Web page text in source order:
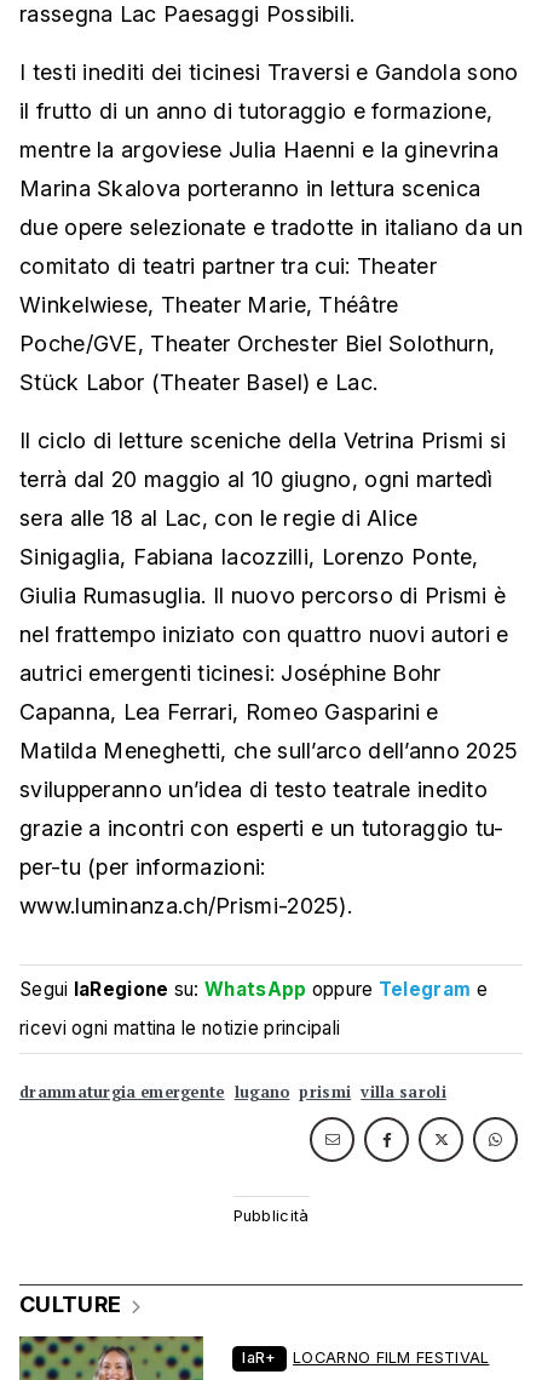
rassegna Lac Paesaggi Possibili.
I testi inediti dei ticinesi Traversi e Gandola sono
il frutto di un anno di tutoraggio e formazione,
mentre la argoviese Julia Haenni e la ginevrina
Marina Skalova porteranno in lettura scenica
due opere selezionate e tradotte in italiano da un
comitato di teatri partner tra cui: Theater
Winkelwiese, Theater Marie, Théâtre
Poche/GVE, Theater Orchester Biel Solothurn,
Stück Labor (Theater Basel) e Lac.
Il ciclo di letture sceniche della Vetrina Prismi si
terrà dal 20 maggio al 10 giugno, ogni martedì
sera alle 18 al Lac, con le regie di Alice
Sinigaglia, Fabiana Iacozzilli, Lorenzo Ponte,
Giulia Rumasuglia. Il nuovo percorso di Prismi è
nel frattempo iniziato con quattro nuovi autori e
autrici emergenti ticinesi: Joséphine Bohr
Capanna, Lea Ferrari, Romeo Gasparini e
Matilda Meneghetti, che sull’arco dell’anno 2025
svilupperanno un’idea di testo teatrale inedito
grazie a incontri con esperti e un tutoraggio tu-
per-tu (per informazioni:
www.luminanza.ch/Prismi-2025).
Segui laRegione su:WhatsApp oppure Telegram e
ricevi ogni mattina le notizie principali
drammaturgia emergente lugano prismi villa saroli
CULTURE
laR+ LOCARNO FILM FESTIVAL